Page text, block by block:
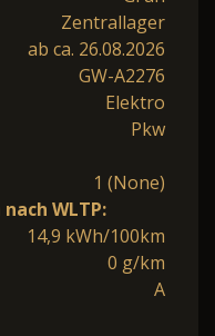
Zentrallager
ab ca. 26.08.2026
GW-A2276
Elektro
Pkw
1 (None)
WLTP:
14,9 kWh/100km
0 g/km
A